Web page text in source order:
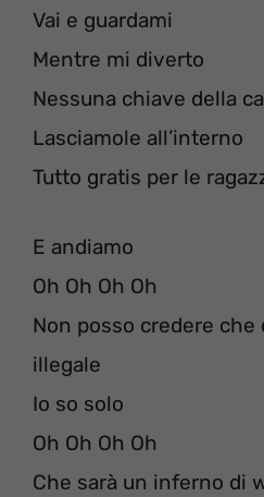
Vai e guardami
Mentre mi diverto
Nessuna chiave della
Lasciamole all’interno
Tutto gratis per le
E andiamo
Oh Oh Oh Oh
Non posso credere che
illegale
Io so solo
Oh Oh Oh Oh
Che sarà un inferno di